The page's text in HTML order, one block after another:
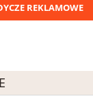
REKLAMOWE